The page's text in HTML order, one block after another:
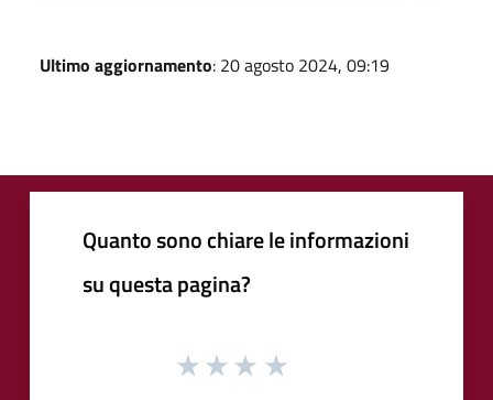
Ultimo aggiornamento: 20 agosto 2024, 09:19
Quanto sono chiare le informazioni
su questa pagina?